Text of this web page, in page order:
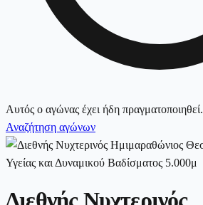
Αυτός ο αγώνας έχει ήδη πραγματοποιηθεί.
Αναζήτηση αγώνων